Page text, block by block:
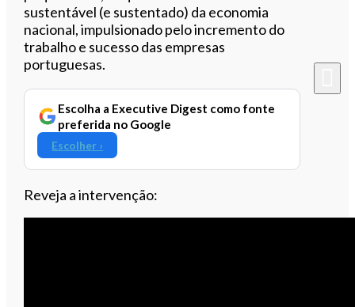
sustentável (e sustentado) da economia
nacional, impulsionado pelo incremento do
trabalho e sucesso das empresas
portuguesas.
Escolha a Executive Digest como fonte
preferida no Google
Escolher ›
Reveja a intervenção: